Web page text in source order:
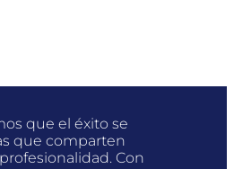
hasta
que el éxito se
que comparten
Con